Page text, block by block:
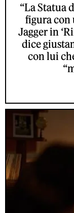
“La Statua
figura con
Jagger in
dice
con lui